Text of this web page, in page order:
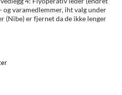
og varamedlemmer, iht valg under
(Nibe) er fjernet da de ikke lenger